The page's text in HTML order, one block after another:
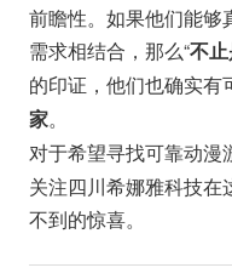
前瞻性。如果他们能够
需求相结合，那么“不
的印证，他们也确实有
家。
对于希望寻找可靠动漫
关注四川希娜雅科技在
不到的惊喜。